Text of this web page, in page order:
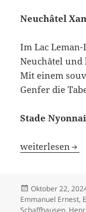
Neuchâtel
Im Lac
Neuchâtel und
Mit einem
Genfer die
Stade
Etoile
weiterlesen
Veröffentlicht
am
Oktober 22,
Emmanuel Ernest,